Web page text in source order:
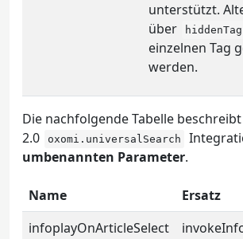
unterstützt.
über
hiddenTag
einzelnen Tag
werden.
Die nachfolgende Tabelle beschreibt
2.0
oxomi.universalSearch
umbenannten Parameter.
Name
Ersatz
infoplayOnArticleSelect